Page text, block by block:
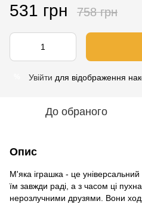
531 грн 758 грн
Увійти для відображення
До обраного
Опис
М'яка іграшка - це
їм завжди раді, а з часом ці
нерозлучними друзями. Вони